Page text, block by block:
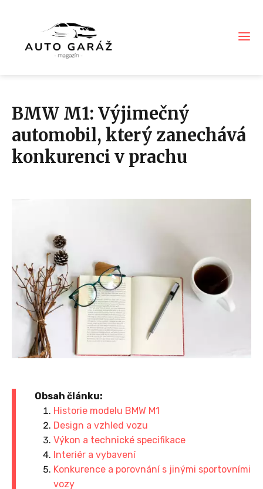
BMW M1: Výjimečný
automobil, který zanechává
konkurenci v prachu
Obsah článku:
Historie modelu BMW M1
Design a vzhled vozu
Výkon a technické specifikace
Interiér a vybavení
Konkurence a porovnání s jinými sportovními
vozy